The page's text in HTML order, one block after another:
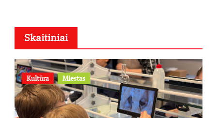
Skaitiniai
Kultūra Miestas